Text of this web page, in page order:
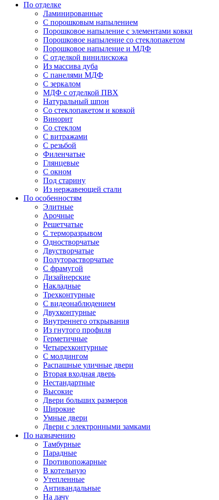
По отделке
Ламинированные
С порошковым напылением
Порошковое напыление с элементами ковки
Порошковое напыление со стеклопакетом
Порошковое напыление и МДФ
С отделкой винилискожа
Из массива дуба
С панелями МДФ
С зеркалом
МДФ с отделкой ПВХ
Натуральный шпон
Со стеклопакетом и ковкой
Винорит
Со стеклом
С витражами
С резьбой
Филенчатые
Глянцевые
С окном
Под старину
Из нержавеющей стали
По особенностям
Элитные
Арочные
Решетчатые
С терморазрывом
Одностворчатые
Двустворчатые
Полуторастворчатые
С фрамугой
Дизайнерские
Накладные
Трехконтурные
С видеонаблюдением
Двухконтурные
Внутреннего открывания
Из гнутого профиля
Герметичные
Четырехконтурные
С молдингом
Распашные уличные двери
Вторая входная дверь
Нестандартные
Высокие
Двери больших размеров
Широкие
Умные двери
Двери с электронными замками
По назначению
Тамбурные
Парадные
Противопожарные
В котельную
Утепленные
Антивандальные
На дачу